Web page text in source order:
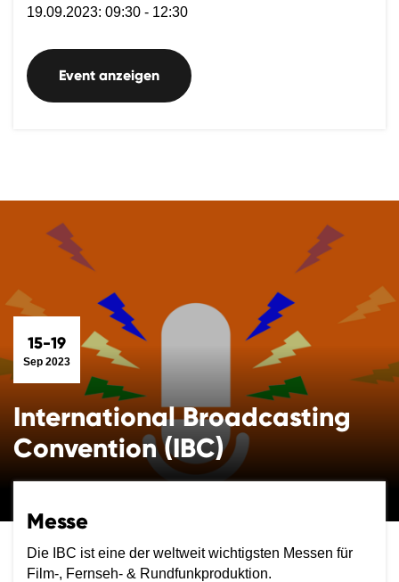
19.09.2023: 09:30 - 12:30
Event anzeigen
15-19
Sep 2023
International Broadcasting
Convention (IBC)
Messe
Die IBC ist eine der weltweit wichtigsten Messen für
Film-, Fernseh- & Rundfunkproduktion.